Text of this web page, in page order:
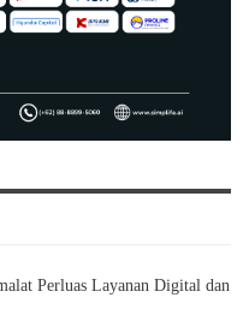
Perluas Layanan Digital dan